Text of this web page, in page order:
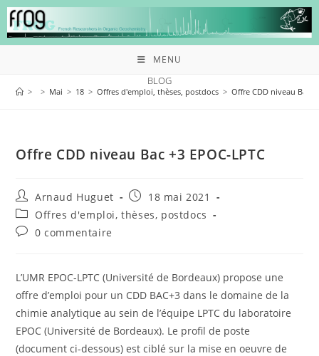
MENU
BLOG
> > Mai > 18 > Offres d'emploi, thèses, postdocs > Offre CDD niveau Bac
Offre CDD niveau Bac +3 EPOC-LPTC
Arnaud Huguet
18 mai 2021
Offres d'emploi, thèses, postdocs
0 commentaire
L’UMR EPOC-LPTC (Université de Bordeaux) propose une
offre d’emploi pour un CDD BAC+3 dans le domaine de la
chimie analytique au sein de l’équipe LPTC du laboratoire
EPOC (Université de Bordeaux). Le profil de poste
(document ci-dessous) est ciblé sur la mise en oeuvre de